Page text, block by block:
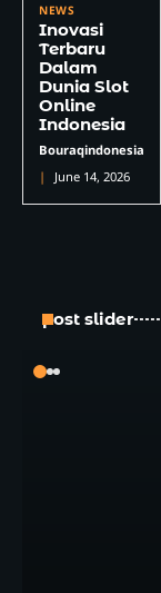
NEWS
Inovasi
Terbaru
Dalam
Dunia Slot
Online
Indonesia
Bouraqindonesia
June 14, 2026
post slider